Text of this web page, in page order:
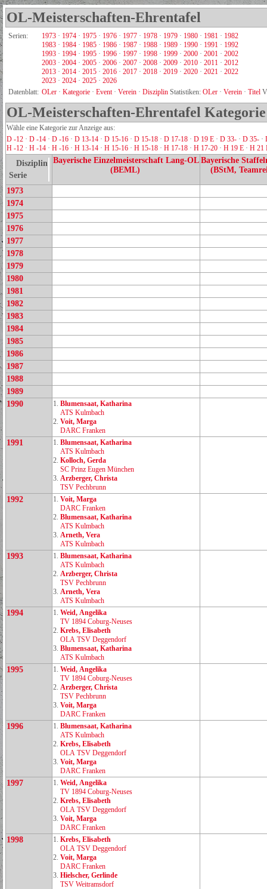
OL-Meisterschaften-Ehrentafel
Serien: 1973 · 1974 · 1975 · 1976 · 1977 · 1978 · 1979 · 1980 · 1981 · 1982
1983 · 1984 · 1985 · 1986 · 1987 · 1988 · 1989 · 1990 · 1991 · 1992
1993 · 1994 · 1995 · 1996 · 1997 · 1998 · 1999 · 2000 · 2001 · 2002
2003 · 2004 · 2005 · 2006 · 2007 · 2008 · 2009 · 2010 · 2011 · 2012
2013 · 2014 · 2015 · 2016 · 2017 · 2018 · 2019 · 2020 · 2021 · 2022
2023 · 2024 · 2025 · 2026
Datenblatt: OLer · Kategorie · Event· Verein · Disziplin Statistiken: OLer · Verein · Titel
OL-Meisterschaften-Ehrentafel
Wähle eine Kategorie zur Anzeige aus:
D -12 · D -14 · D -16 · D 13-14 · D 15-16 · D 15-18 · D 17-18 · D 19 E · D 33- · D 35- ·
H -12 · H -14 · H -16 · H 13-14 · H 15-16 · H 15-18 · H 17-18 · H 17-20 · H 19 E · H 21
Disziplin
Serie
Bayerische Einzelmeisterschaft Lang-OL
(BEML)
Bayerische
(BStM,
1973
1974
1975
1976
1977
1978
1979
1980
1981
1982
1983
1984
1985
1986
1987
1988
1989
1990
1. Blumensaat, Katharina
ATS Kulmbach
2. Voit, Marga
DARC Franken
1991 1. Blumensaat, Katharina
ATS Kulmbach
2. Kolloch, Gerda
SC Prinz Eugen München
3. Arzberger, Christa
TSV Pechbrunn
1992 1. Voit, Marga
DARC Franken
2. Blumensaat, Katharina
ATS Kulmbach
3. Arneth, Vera
ATS Kulmbach
1993 1. Blumensaat, Katharina
ATS Kulmbach
2. Arzberger, Christa
TSV Pechbrunn
3. Arneth, Vera
ATS Kulmbach
1994 1. Weid, Angelika
TV 1894 Coburg‑Neuses
2. Krebs, Elisabeth
OLA TSV Deggendorf
3. Blumensaat, Katharina
ATS Kulmbach
1995 1. Weid, Angelika
TV 1894 Coburg‑Neuses
2. Arzberger, Christa
TSV Pechbrunn
3. Voit, Marga
DARC Franken
1996 1. Blumensaat, Katharina
ATS Kulmbach
2. Krebs, Elisabeth
OLA TSV Deggendorf
3. Voit, Marga
DARC Franken
1997 1. Weid, Angelika
TV 1894 Coburg‑Neuses
2. Krebs, Elisabeth
OLA TSV Deggendorf
3. Voit, Marga
DARC Franken
1998 1. Krebs, Elisabeth
OLA TSV Deggendorf
2. Voit, Marga
DARC Franken
3. Hielscher, Gerlinde
TSV Weitramsdorf